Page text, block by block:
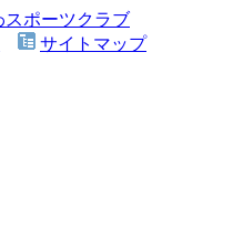
サイトマップ